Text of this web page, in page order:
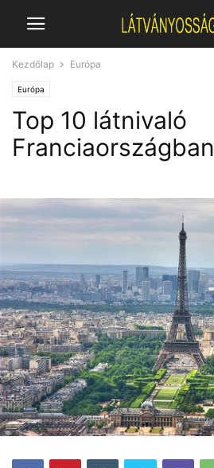
Kezdőlap Európa
Európa
Top 10 látnivaló
Franciaországban